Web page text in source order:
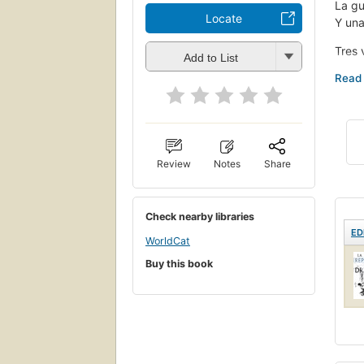
Locate
Add to List
Review Notes Share
Check nearby libraries
WorldCat
Buy this book
La
Y
Tres
está